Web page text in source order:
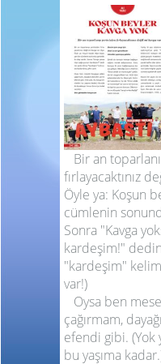
Bir an
fırlayacaktınız
Öyle ya: Koşun
cümlenin
Sonra "Kavga
kardeşim!"
"kardeşim"
var!)
Oysa ben
çağırmam,
efendi gibi. (Yok
bu yaşıma